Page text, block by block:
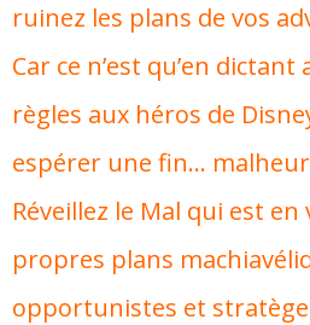
ruinez les plans de vos
Car ce n’est qu’en dictant
règles aux héros de
espérer une fin…
Réveillez le Mal qui est
propres plans
opportunistes et